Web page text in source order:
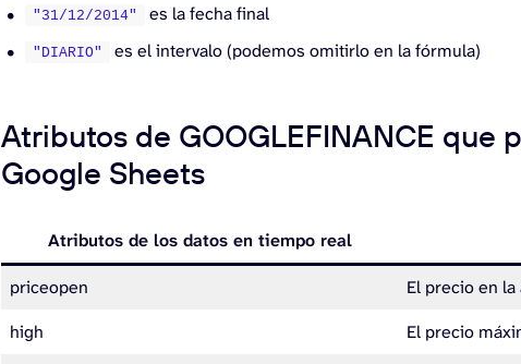
"31/12/2014" es la fecha final
"DIARIO" es el intervalo (podemos omitirlo en la fórmula)
Atributos de GOOGLEFINANCE que
Google Sheets
Atributos de los datos en tiempo real
priceopen
El precio en
high
El precio